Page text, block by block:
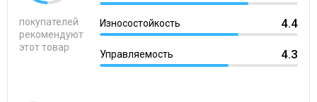
покупателей
рекомендуют
этот товар
Износостойкость 4.4
Управляемость 4.3